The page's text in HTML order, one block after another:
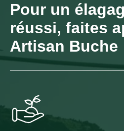
Pour un
réussi, faites
Artisan Buche